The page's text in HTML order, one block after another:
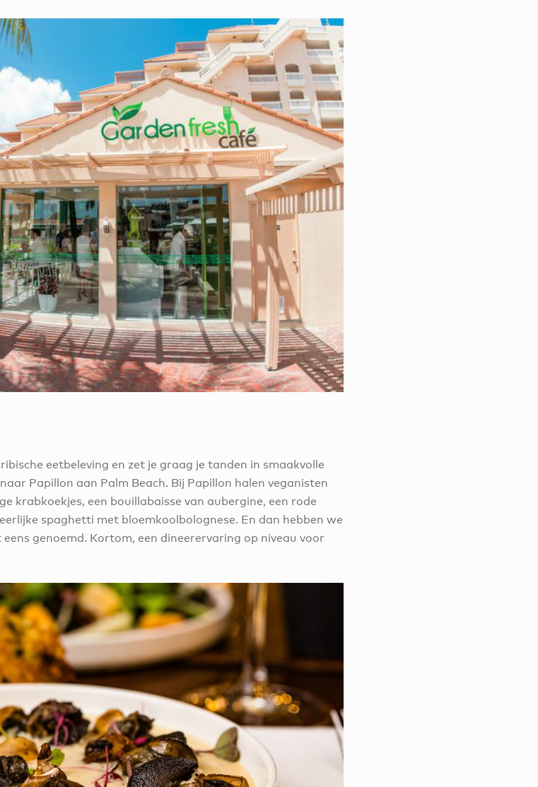
eetbeleving en zet je graag je tanden in smaakvolle
Papillon aan Palm Beach. Bij Papillon halen veganisten
krabkoekjes, een bouillabaisse van aubergine, een rode
spaghetti met bloemkoolbolognese. En dan hebben we
genoemd. Kortom, een dineerervaring op niveau voor